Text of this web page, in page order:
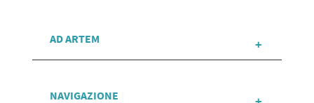
AD ARTEM
NAVIGAZIONE